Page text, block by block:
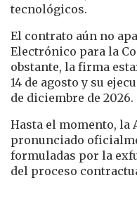
tecnológicos.
El contrato aún no
Electrónico para la
obstante, la firma
14 de agosto y su
de diciembre de 2026.
Hasta el momento, la
pronunciado
formuladas por la
del proceso